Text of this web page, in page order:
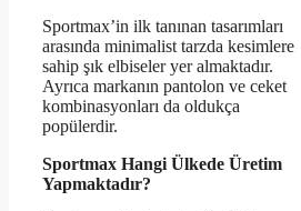
Sportmax’in ilk tanınan tasarımları
arasında minimalist tarzda kesimlere
sahip şık elbiseler yer almaktadır.
Ayrıca markanın pantolon ve ceket
kombinasyonları da oldukça
popülerdir.
Sportmax Hangi Ülkede Üretim
Yapmaktadır?